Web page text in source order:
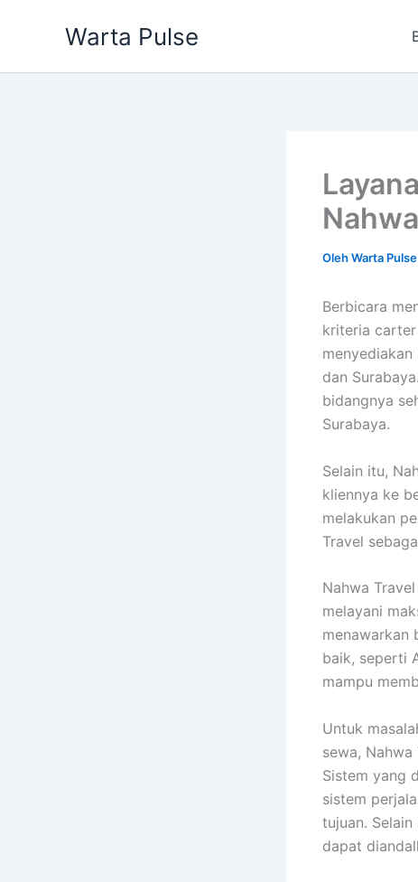
Warta Pulse
OlehWarta Pulse
Berbicara
kriteria
dan
bidangnya
Surabaya.
Selain itu,
kliennya ke
melakukan
Travel
Nahwa
melayani
menawarkan
baik, seperti
mampu
Untuk
sewa,
Sistem yang
sistem
tujuan.
dapat